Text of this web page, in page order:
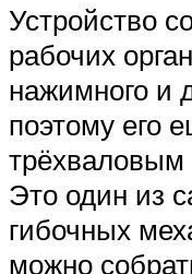
Устройство
рабочих
нажимного и
поэтому его
трёхваловым
Это один из
гибочных
можно